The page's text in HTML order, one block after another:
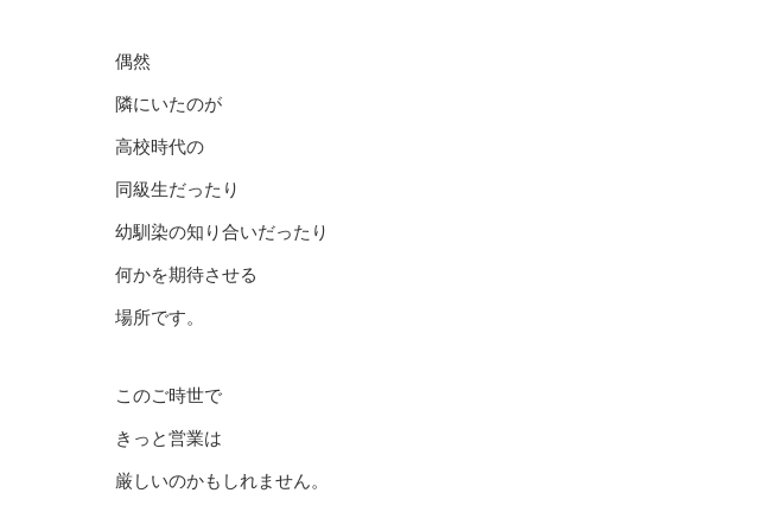
偶然
隣にいたのが
高校時代の
同級生だったり
幼馴染の知り合いだったり
何かを期待させる
場所です。
このご時世で
きっと営業は
厳しいのかもしれません。